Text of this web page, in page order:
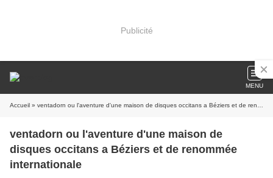
Publicité
MENU
Accueil » ventadorn ou l'aventure d'une maison de disques occitans a Béziers et de renommée internationale
ventadorn ou l'aventure d'une maison de
disques occitans a Béziers et de renommée
internationale